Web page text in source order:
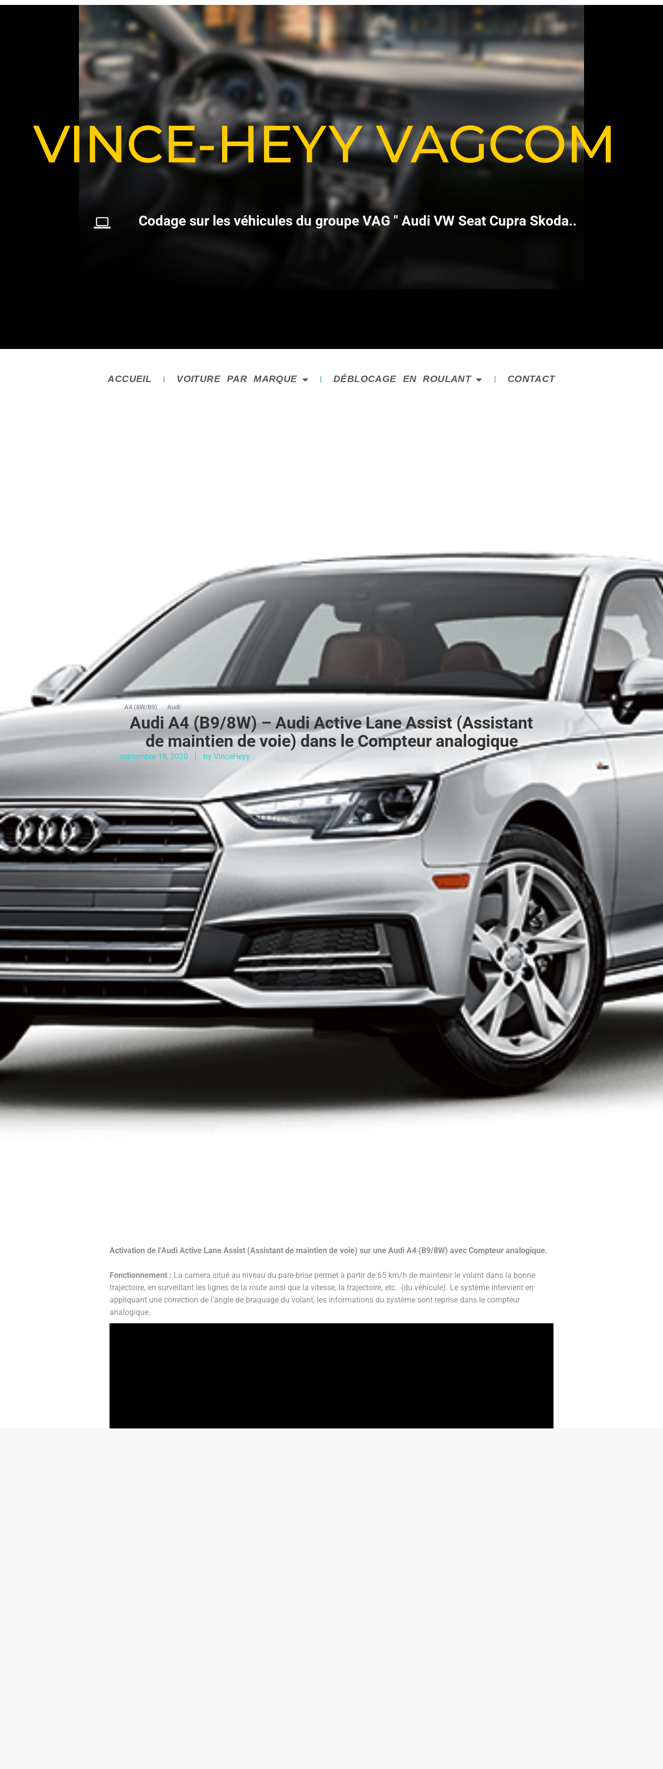
VINCE-HEYY VAGCOM
Codage sur les véhicules du groupe VAG " Audi VW Seat Cupra Skoda..
ACCUEIL VOITURE PAR MARQUE DÉBLOCAGE EN ROULANT CONTACT
A4 (8W/B9) Audi
Audi A4 (B9/8W) – Audi Active Lane Assist (Assistant
de maintien de voie) dans le Compteur analogique
septembre 18, 2020 by VinceHeyy
Activation de l’Audi Active Lane Assist (Assistant de maintien de voie) sur une Audi A4 (B9/8W) avec Compteur analogique.
Fonctionnement : La camera situé au niveau du pare-brise permet à partir de 65 km/h de maintenir le volant dans la bonne
trajectoire, en surveillant les lignes de la route ainsi que la vitesse, la trajectoire, etc.. (du véhicule). Le système intervient en
appliquant une correction de l’angle de braquage du volant, les informations du système sont reprise dans le compteur
analogique.